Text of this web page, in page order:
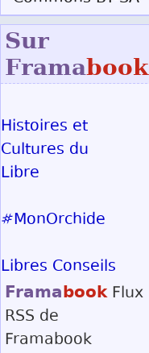
Sur
Framabook
Histoires et
Cultures du
Libre
#MonOrchide
Libres Conseils
Framabook Flux
RSS de
Framabook